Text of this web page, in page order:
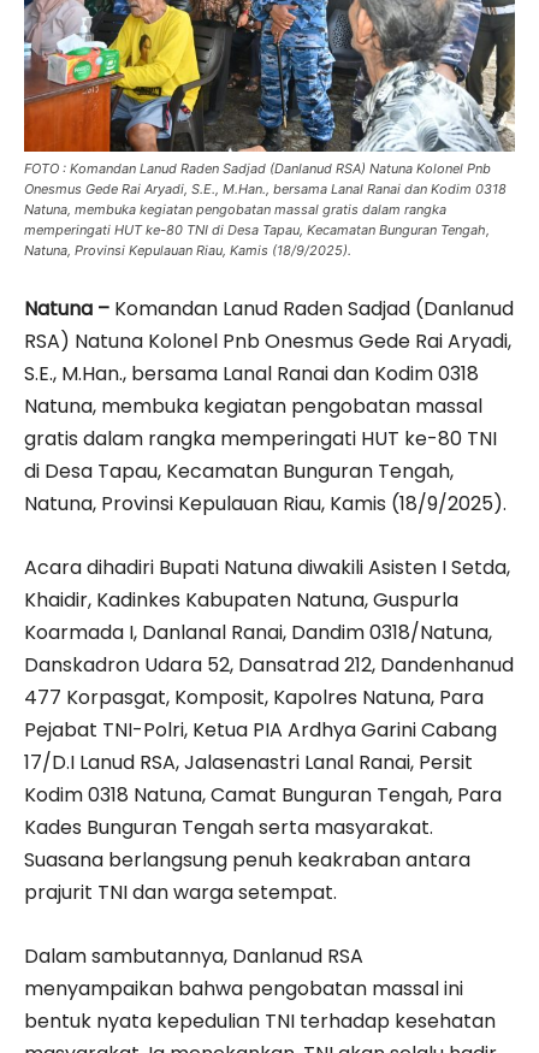
FOTO : Komandan Lanud Raden Sadjad (Danlanud RSA) Natuna Kolonel Pnb
Onesmus Gede Rai Aryadi, S.E., M.Han., bersama Lanal Ranai dan Kodim 0318
Natuna, membuka kegiatan pengobatan massal gratis dalam rangka
memperingati HUT ke-80 TNI di Desa Tapau, Kecamatan Bunguran Tengah,
Natuna, Provinsi Kepulauan Riau, Kamis (18/9/2025).
Natuna – Komandan Lanud Raden Sadjad (Danlanud
RSA) Natuna Kolonel Pnb Onesmus Gede Rai Aryadi,
S.E., M.Han., bersama Lanal Ranai dan Kodim 0318
Natuna, membuka kegiatan pengobatan massal
gratis dalam rangka memperingati HUT ke-80 TNI
di Desa Tapau, Kecamatan Bunguran Tengah,
Natuna, Provinsi Kepulauan Riau, Kamis (18/9/2025).
Acara dihadiri Bupati Natuna diwakili Asisten I Setda,
Khaidir, Kadinkes Kabupaten Natuna, Guspurla
Koarmada I, Danlanal Ranai, Dandim 0318/Natuna,
Danskadron Udara 52, Dansatrad 212, Dandenhanud
477 Korpasgat, Komposit, Kapolres Natuna, Para
Pejabat TNI-Polri, Ketua PIA Ardhya Garini Cabang
17/D.I Lanud RSA, Jalasenastri Lanal Ranai, Persit
Kodim 0318 Natuna, Camat Bunguran Tengah, Para
Kades Bunguran Tengah serta masyarakat.
Suasana berlangsung penuh keakraban antara
prajurit TNI dan warga setempat.
Dalam sambutannya, Danlanud RSA
menyampaikan bahwa pengobatan massal ini
bentuk nyata kepedulian TNI terhadap kesehatan